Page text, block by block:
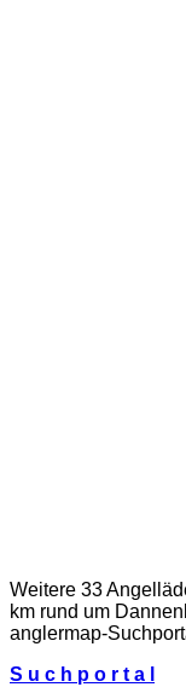
Weitere 33
km rund um
anglermap-
S u c h p o r t a l